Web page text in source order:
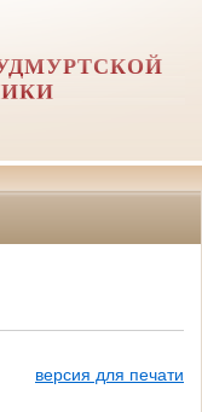
версия для печати